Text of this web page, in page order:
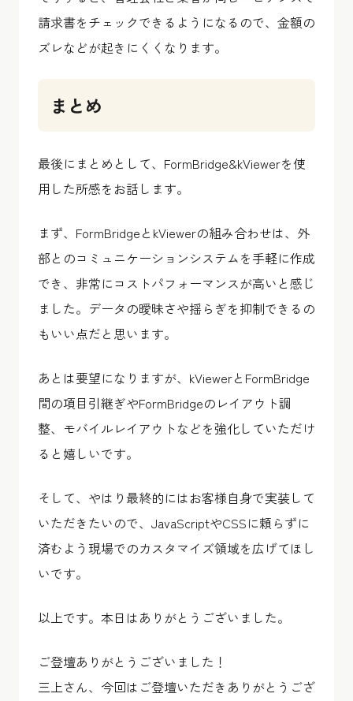
請求書をチェックできるようになるので、金額の
ズレなどが起きにくくなります。
まとめ
最後にまとめとして、FormBridge&kViewerを使
用した所感をお話します。
まず、FormBridgeとkViewerの組み合わせは、外
部とのコミュニケーションシステムを手軽に作成
でき、非常にコストパフォーマンスが高いと感じ
ました。データの曖昧さや揺らぎを抑制できるの
もいい点だと思います。
あとは要望になりますが、kViewerとFormBridge
間の項目引継ぎやFormBridgeのレイアウト調
整、モバイルレイアウトなどを強化していただけ
ると嬉しいです。
そして、やはり最終的にはお客様自身で実装して
いただきたいので、JavaScriptやCSSに頼らずに
済むよう現場でのカスタマイズ領域を広げてほし
いです。
以上です。本日はありがとうございました。
ご登壇ありがとうございました！
三上さん、今回はご登壇いただきありがとうござ